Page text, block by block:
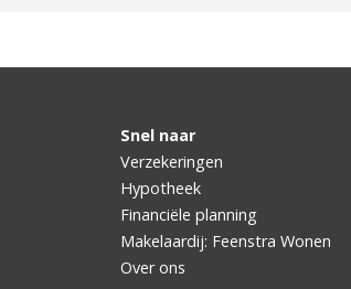
Snel naar
Verzekeringen
Hypotheek
Financiële planning
Makelaardij: Feenstra Wonen
Over ons